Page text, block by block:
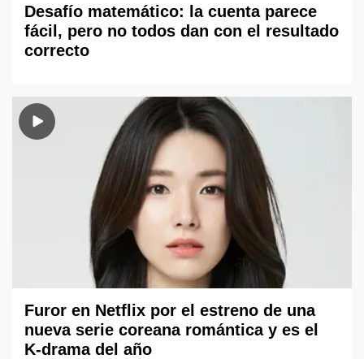
Desafío matemático: la cuenta parece
fácil, pero no todos dan con el resultado
correcto
Furor en Netflix por el estreno de una
nueva serie coreana romántica y es el
K-drama del año